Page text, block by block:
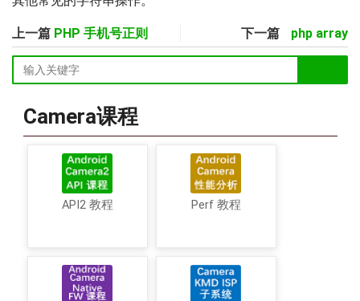
上一篇 PHP 手机号正则 下一篇 php array
Camera课程
API2 教程 Perf 教程